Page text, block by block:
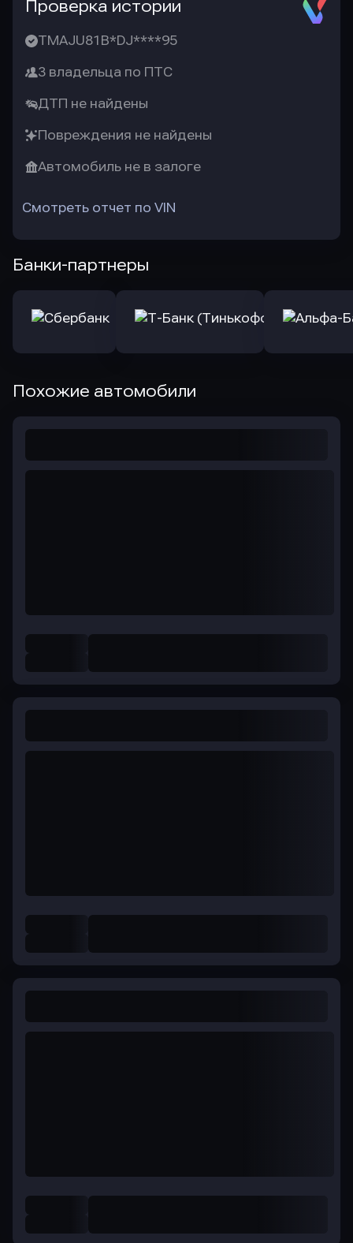
Проверка истории
TMAJU81B*DJ****95
3 владельца по ПТС
ДТП не найдены
Повреждения не найдены
Автомобиль не в залоге
Смотреть отчет по VIN
Банки-партнеры
Похожие автомобили